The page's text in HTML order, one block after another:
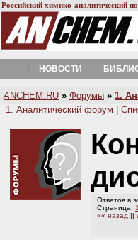
Российский химико-аналитический
НОВОСТИ
A NCHEM.RU » Форумы » 1.
1. Аналитический форум
Ответов в
Страница: 1
«« назад ||